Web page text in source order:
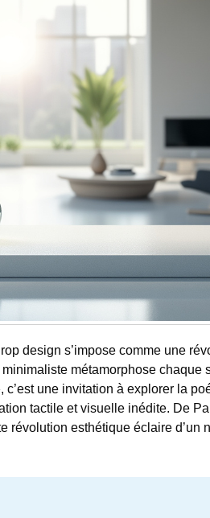
design s’impose comme une
métamorphose chaque
une invitation à explorer la
tactile et visuelle inédite. De
révolution esthétique éclaire d’un